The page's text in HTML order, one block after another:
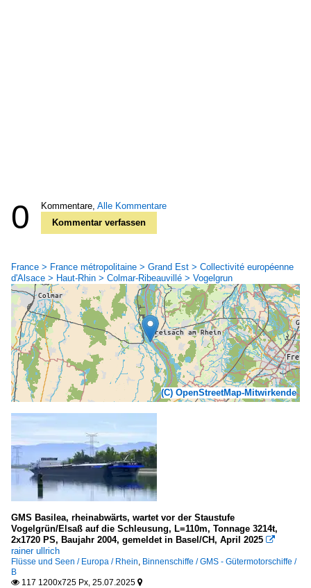
0 Kommentare, Alle Kommentare
Kommentar verfassen
France > France métropolitaine > Grand Est > Collectivité européenne
d'Alsace > Haut-Rhin > Colmar-Ribeauvillé > Vogelgrun
(C) OpenStreetMap-Mitwirkende
GMS Basilea, rheinabwärts, wartet vor der Staustufe
Vogelgrün/Elsaß auf die Schleusung, L=110m, Tonnage 3214t,
2x1720 PS, Baujahr 2004, gemeldet in Basel/CH, April 2025 
rainer ullrich
Flüsse und Seen / Europa / Rhein Binnenschiffe / GMS - Gütermotorschiffe /
B
 117 1200x725 Px, 25.07.2025 